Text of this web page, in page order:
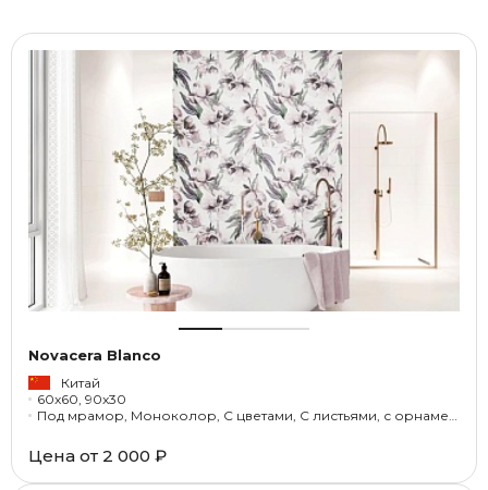
Novacera Blanco
Китай
60x60, 90x30
Под мрамор, Моноколор, С цветами, С листьями, с орнаментом
Цена от 2 000 ₽